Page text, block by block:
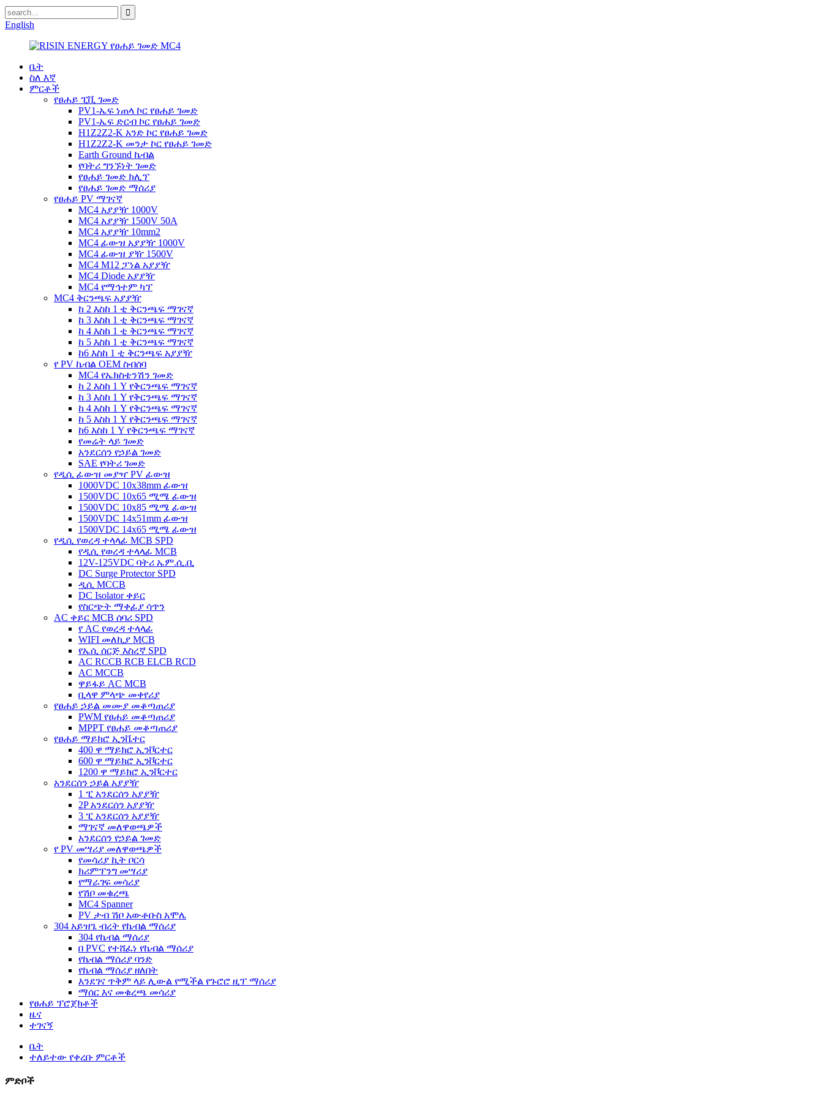
English
ቤት
ስለ እኛ
ምርቶች
የፀሐይ ፒቪ ገመድ
PV1-ኤፍ ነጠላ ኮር የፀሐይ ገመድ
PV1-ኤፍ ድርብ ኮር የፀሐይ ገመድ
H1Z2Z2-K አንድ ኮር የፀሐይ ገመድ
H1Z2Z2-K መንታ ኮር የፀሐይ ገመድ
Earth Ground ኬብል
የባትሪ ግንኙነት ገመድ
የፀሐይ ገመድ ክሊፕ
የፀሐይ ገመድ ማሰሪያ
የፀሐይ PV ማገናኛ
MC4 አያያዥ 1000V
MC4 አያያዥ 1500V 50A
MC4 አያያዥ 10mm2
MC4 ፊውዝ አያያዥ 1000V
MC4 ፊውዝ ያዥ 1500V
MC4 M12 ፓነል አያያዥ
MC4 Diode አያያዥ
MC4 የማኅተም ካፕ
MC4 ቅርንጫፍ አያያዥ
ከ 2 እስከ 1 ቲ ቅርንጫፍ ማገናኛ
ከ 3 እስከ 1 ቲ ቅርንጫፍ ማገናኛ
ከ 4 እስከ 1 ቲ ቅርንጫፍ ማገናኛ
ከ 5 እስከ 1 ቲ ቅርንጫፍ ማገናኛ
ከ6 እስከ 1 ቲ ቅርንጫፍ አያያዥ
የ PV ኬብል OEM ስብሰባ
MC4 የኤክስቴንሽን ገመድ
ከ 2 እስከ 1 Y የቅርንጫፍ ማገናኛ
ከ 3 እስከ 1 Y የቅርንጫፍ ማገናኛ
ከ 4 እስከ 1 Y የቅርንጫፍ ማገናኛ
ከ 5 እስከ 1 Y የቅርንጫፍ ማገናኛ
ከ6 እስከ 1 Y የቅርንጫፍ ማገናኛ
የመሬት ላይ ገመድ
አንደርሰን የኃይል ገመድ
SAE የባትሪ ገመድ
የዲሲ ፊውዝ መያዣ PV ፊውዝ
1000VDC 10x38mm ፊውዝ
1500VDC 10x65 ሚሜ ፊውዝ
1500VDC 10x85 ሚሜ ፊውዝ
1500VDC 14x51mm ፊውዝ
1500VDC 14x65 ሚሜ ፊውዝ
የዲሲ የወረዳ ተላላፊ MCB SPD
የዲሲ የወረዳ ተላላፊ MCB
12V-125VDC ባትሪ ኤም.ሲ.ቢ
DC Surge Protector SPD
ዲሲ MCCB
DC Isolator ቀይር
የስርጭት ማቀፊያ ሳጥን
AC ቀይር MCB ሰባሪ SPD
የ AC የወረዳ ተላላፊ
WIFI መለኪያ MCB
የኤሲ ሰርጅ እስረኛ SPD
AC RCCB RCB ELCB RCD
AC MCCB
ዋይፋይ AC MCB
ቢላዋ ምላጭ መቀየሪያ
የፀሐይ ኃይል መሙያ መቆጣጠሪያ
PWM የፀሐይ መቆጣጠሪያ
MPPT የፀሐይ መቆጣጠሪያ
የፀሐይ ማይክሮ ኢንቬተር
400 ዋ ማይክሮ ኢንቮርተር
600 ዋ ማይክሮ ኢንቮርተር
1200 ዋ ማይክሮ ኢንቮርተር
አንደርሰን ኃይል አያያዥ
1 ፒ አንደርሰን አያያዥ
2P አንደርሰን አያያዥ
3 ፒ አንደርሰን አያያዥ
ማገናኛ መለዋወጫዎች
አንደርሰን የኃይል ገመድ
የ PV መሣሪያ መለዋወጫዎች
የመሳሪያ ኪት ቦርሳ
ክሪምፕንግ መሣሪያ
የማራገፍ መሳሪያ
የሽቦ መቁረጫ
MC4 Spanner
PV ታብ ሽቦ አውቶቡስ አሞሌ
304 አይዝጌ ብረት የኬብል ማሰሪያ
304 የኬብል ማሰሪያ
በ PVC የተሸፈነ የኬብል ማሰሪያ
የኬብል ማሰሪያ ባንድ
የኬብል ማሰሪያ ዘለበት
እንደገና ጥቅም ላይ ሊውል የሚችል የጉሮሮ ዚፕ ማሰሪያ
ማሰር እና መቁረጫ መሳሪያ
የፀሐይ ፕሮጀክቶች
ዜና
ተገናኝ
ቤት
ተለይተው የቀረቡ ምርቶች
ምድቦች